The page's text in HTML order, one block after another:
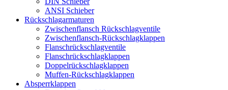
ANSI Schieber
Rückschlag­armaturen
Zwischenflansch Rückschlagventile
Zwischenflansch-Rückschlagklappen
Flanschrückschlagventile
Flanschrückschlagklappen
Doppelrückschlagklappen
Muffen-Rückschlagklappen
Absperrklappen